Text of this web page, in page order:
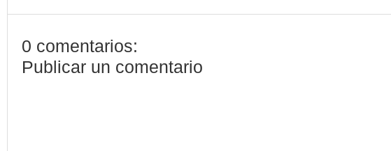
0 comentarios:
Publicar un comentario